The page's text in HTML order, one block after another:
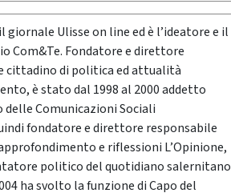
Ulisse on line ed è l’ideatore e il
Com&Te. Fondatore e direttore
cittadino di politica ed attualità
è stato dal 1998 al 2000 addetto
Comunicazioni Sociali
fondatore e direttore responsabile
e riflessioni L’Opinione,
politico del quotidiano salernitano
ha svolto la funzione di Capo del